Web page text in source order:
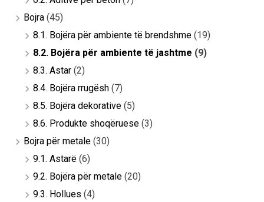
Bojra (45)
8.1. Bojëra për ambiente të brendshme (19)
8.2. Bojëra për ambiente të jashtme (9)
8.3. Astar (2)
8.4. Bojëra rrugësh (7)
8.5. Bojëra dekorative (5)
8.6. Produkte shoqëruese (3)
Bojra për metale (30)
9.1. Astarë (6)
9.2. Bojëra për metale (20)
9.3. Hollues (4)